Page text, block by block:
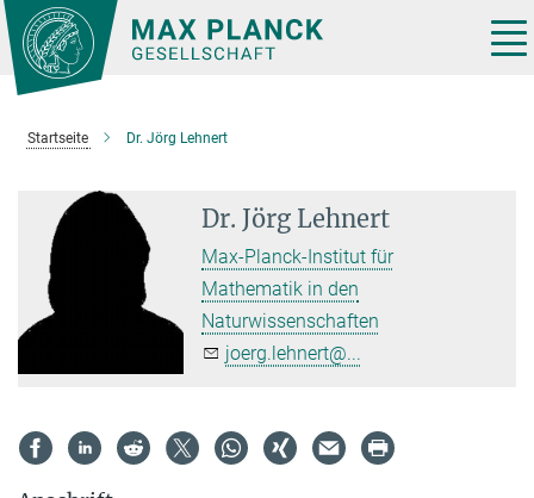
Hauptinhalt
Startseite Dr. Jörg Lehnert
Dr. Jörg Lehnert
Max-Planck-Institut für
Mathematik in den
Naturwissenschaften
joerg.lehnert@...